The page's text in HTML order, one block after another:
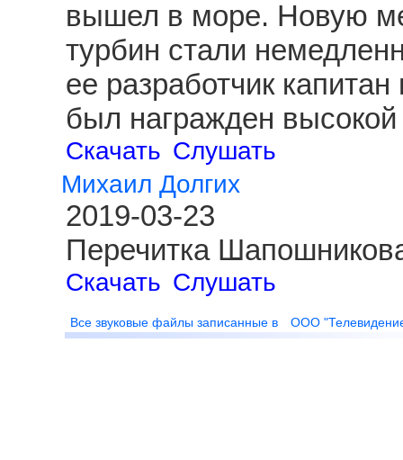
вышел в море. Новую
турбин стали
ее разработчик
был награжден
Скачать Слушать
Михаил Долгих
2019-03-23
Перечитка
Скачать Слушать
Все звуковые файлы записанные в ООО